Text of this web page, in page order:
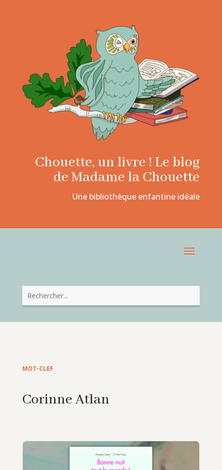
Chouette, un livre ! Le blog
de Madame la Chouette
Une bibliothèque enfantine idéale
MOT-CLEF
Corinne Atlan